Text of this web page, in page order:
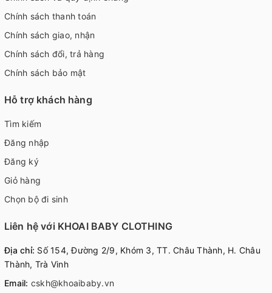
Chính sách thanh toán
Chính sách giao, nhận
Chính sách đổi, trả hàng
Chính sách bảo mật
Hỗ trợ khách hàng
Tìm kiếm
Đăng nhập
Đăng ký
Giỏ hàng
Chọn bộ đi sinh
Liên hệ với KHOAI BABY CLOTHING
Địa chỉ: Số 154, Đường 2/9, Khóm 3, TT. Châu Thành, H. Châu
Thành, Trà Vinh
Email: cskh@khoaibaby.vn